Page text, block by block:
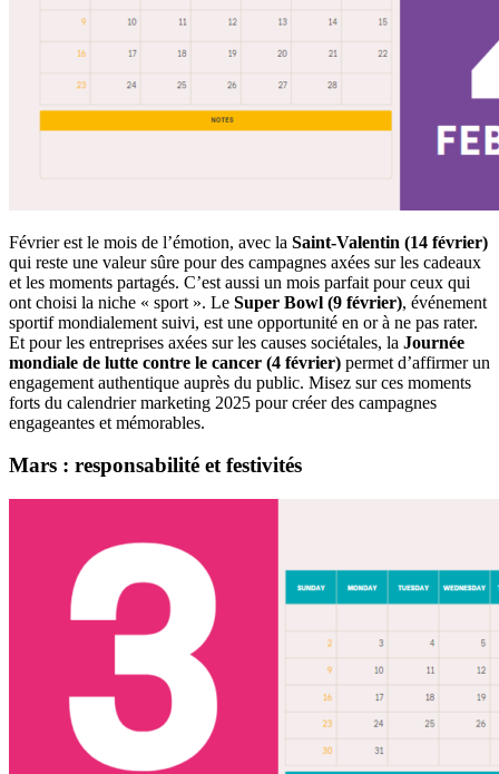
Février est le mois de l’émotion, avec la Saint-Valentin (14 février)
qui reste une valeur sûre pour des campagnes axées sur les cadeaux
et les moments partagés. C’est aussi un mois parfait pour ceux qui
ont choisi la niche « sport ». Le Super Bowl (9 février), événement
sportif mondialement suivi, est une opportunité en or à ne pas rater.
Et pour les entreprises axées sur les causes sociétales, la Journée
mondiale de lutte contre le cancer (4 février) permet d’affirmer un
engagement authentique auprès du public. Misez sur ces moments
forts du calendrier marketing 2025 pour créer des campagnes
engageantes et mémorables.
Mars : responsabilité et festivités